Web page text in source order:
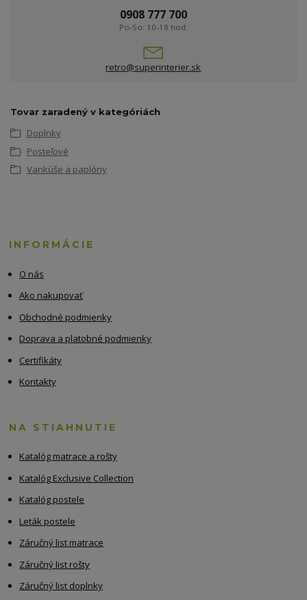
0908 777 700
Po-So: 10-18 hod.
retro@superinterier.sk
Tovar zaradený v kategóriách
Doplnky
Posteľové
Vankúše a paplóny
INFORMÁCIE
O nás
Ako nakupovať
Obchodné podmienky
Doprava a platobné podmienky
Certifikáty
Kontakty
NA STIAHNUTIE
Katalóg matrace a rošty
Katalóg Exclusive Collection
Katalóg postele
Leták postele
Záručný list matrace
Záručný list rošty
Záručný list doplnky